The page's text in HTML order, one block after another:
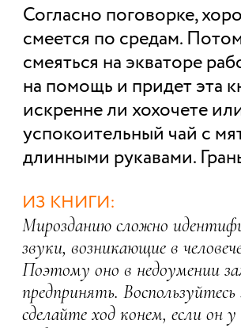
Согласно поговорке,
смеется по средам.
смеяться на экваторе
на помощь и придет эта
искренне ли хохочете
успокоительный чай с
длинными рукавами.
Мирозданию сложно
звуки, возникающие в
Поэтому оно в недоумении
предпринять.
сделайте ход конем, если он
ИЗ КНИГИ: